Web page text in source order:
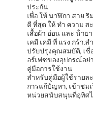
ประกัน.
เพื่อ ให้ นาฬิกา สาย
ดี ที่สุด ให้ ทํา ความ ส
เสื้อผ้า อ่อน และ น้ําย
เคมี เคมี ที่ แรง กร้า.
ปรับปรุงคุณสมบัติ, เ
อร์เฟซของอุปกรณ์อย่
คู่มือการใช้งาน
สําหรับคู่มือผู้ใช้รายล
การแก้ปัญหา, เข้าชม
หน่วยสนับสนุนที่อุทิศไ